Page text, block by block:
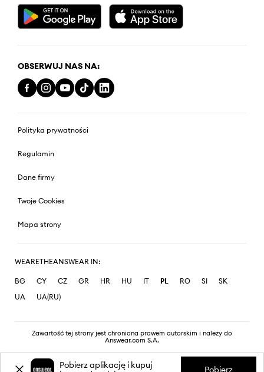
OBSERWUJ NAS NA:
Polityka prywatności
Regulamin
Dane firmy
Twoje Cookies
Mapa strony
WEARETHEANSWEAR IN:
BG CY CZ GR HR HU IT PL RO SI
SK
UA
UA(RU)
Zawartość tej strony jest chroniona prawem autorskim i należy do
Answear.com S.A.
Pobierz aplikację i kupuj
Pobierz